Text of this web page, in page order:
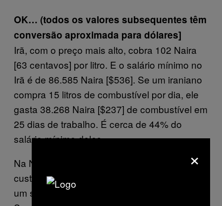
OK… (todos os valores subsequentes têm
conversão aproximada para dólares]
Irã, com o preço mais alto, cobra 102 Naira
[63 centavos] por litro. E o salário mínimo no
Irã é de 86.585 Naira [$536]. Se um iraniano
compra 15 litros de combustível por dia, ele
gasta 38.268 Naira [$237] de combustível em
25 dias de trabalho. É cerca de 44% do
salário mínimo deles.
Na Nigéria, um país da OPEC, o combustível
custa 141 Naira [87 centavos] por litro, com
um salário mínimo de 18.000 Naira [$112].
×